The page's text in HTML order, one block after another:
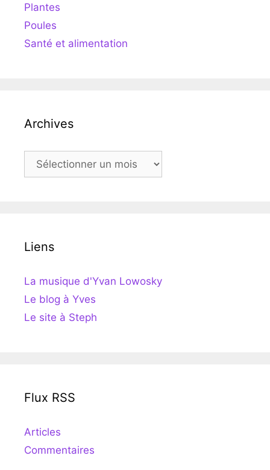
Plantes
Poules
Santé et alimentation
Archives
Archives
Liens
La musique d'Yvan Lowosky
Le blog à Yves
Le site à Steph
Flux RSS
Articles
Commentaires